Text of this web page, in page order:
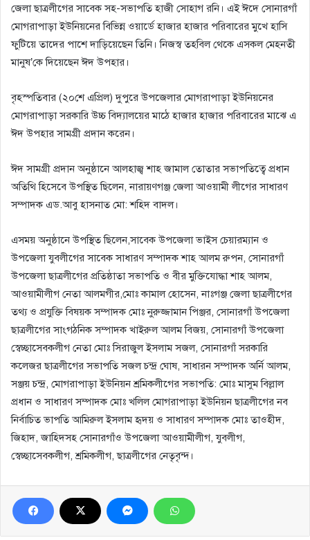
জেলা ছাত্রলীগের সাবেক সহ-সভাপতি হাজী সোহাগ রনি। এই ঈদে সোনারগাঁ
মোগরাপাড়া ইউনিয়নের বিভিন্ন ওয়ার্ডে হাজার হাজার পরিবারের মুখে হাসি
ফুটিয়ে তাদের পাশে দাড়িয়েছেন তিনি। নিজস্ব তহবিল থেকে এসকল মেহনতী
মানুষ’কে দিয়েছেন ঈদ উপহার।
বৃহস্পতিবার (২০শে এপ্রিল) দুপুরে উপজেলার মোগরাপাড়া ইউনিয়নের
মোগরাপাড়া সরকারি উচ্চ বিদ্যালয়ের মাঠে হাজার হাজার পরিবারের মাঝে এ
ঈদ উপহার সামগ্রী প্রদান করেন।
ঈদ সামগ্রী প্রদান অনুষ্ঠানে আলহাজ্ব শাহ জামাল তোতার সভাপতিত্বে প্রধান
অতিথি হিসেবে উপস্থিত ছিলেন, নারায়ণগঞ্জ জেলা আওয়ামী লীগের সাধারণ
সম্পাদক এড.আবু হাসনাত মো: শহিদ বাদল।
এসময় অনুষ্ঠানে উপস্থিত ছিলেন,সাবেক উপজেলা ভাইস চেয়ারম্যান ও
উপজেলা যুবলীগের সাবেক সাধারণ সম্পাদক শাহ আলম রুপন, সোনারগাঁ
উপজেলা ছাত্রলীগের প্রতিষ্ঠাতা সভাপতি ও বীর মুক্তিযোদ্ধা শাহ আলম,
আওয়ামীলীগ নেতা আলমগীর,মোঃ কামাল হোসেন, নাঃগঞ্জ জেলা ছাত্রলীগের
তথ্য ও প্রযুক্তি বিষয়ক সম্পাদক মোঃ নুরুজ্জামান পিঞ্জর, সোনারগাঁ উপজেলা
ছাত্রলীগের সাংগঠনিক সম্পাদক খাইরুল আলম বিজয়, সোনারগাঁ উপজেলা
স্বেচ্ছাসেবকলীগ নেতা মোঃ সিরাজুল ইসলাম সজল, সোনারগাঁ সরকারি
কলেজর ছাত্রলীগের সভাপতি সজল চন্দ্র ঘোষ, সাধারন সম্পাদক অর্নি আলম,
সঞ্জয় চন্দ্র, মোগরাপাড়া ইউনিয়ন শ্রমিকলীগের সভাপতি: মোঃ মাসুম বিল্লাল
প্রধান ও সাধারণ সম্পাদক মোঃ খলিল মোগরাপাড়া ইউনিয়ন ছাত্রলীগের নব
নির্বাচিত ভাপতি আমিরুল ইসলাম হৃদয় ও সাধারণ সম্পাদক মোঃ তাওহীদ,
জিহাদ, জাহিদসহ সোনারগাঁও উপজেলা আওয়ামীলীগ, যুবলীগ,
স্বেচ্ছাসেবকলীগ, শ্রমিকলীগ, ছাত্রলীগের নেতৃবৃন্দ।